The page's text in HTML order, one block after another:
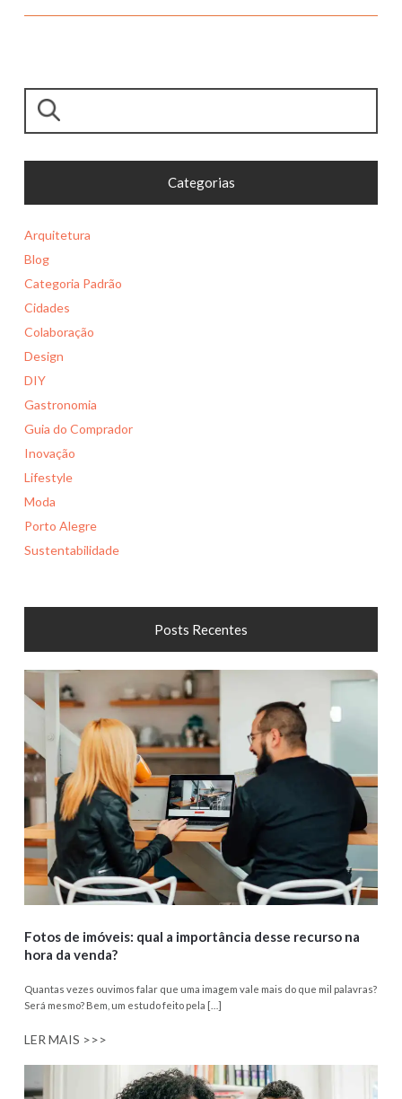
Pesquisar
Categorias
Arquitetura
Blog
Categoria Padrão
Cidades
Colaboração
Design
DIY
Gastronomia
Guia do Comprador
Inovação
Lifestyle
Moda
Porto Alegre
Sustentabilidade
Posts Recentes
Fotos de imóveis: qual a importância desse recurso na
hora da venda?
Quantas vezes ouvimos falar que uma imagem vale mais do que mil palavras?
Será mesmo? Bem, um estudo feito pela […]
LER MAIS >>>